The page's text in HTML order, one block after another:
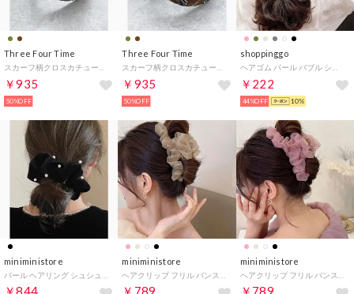
Three Four Time
￥935
50%OFF
Three Four Time
￥935
50%OFF
shoppinggo
￥222
44%OFF 10%
miniministore
￥844
miniministore
￥789
miniministore
￥789